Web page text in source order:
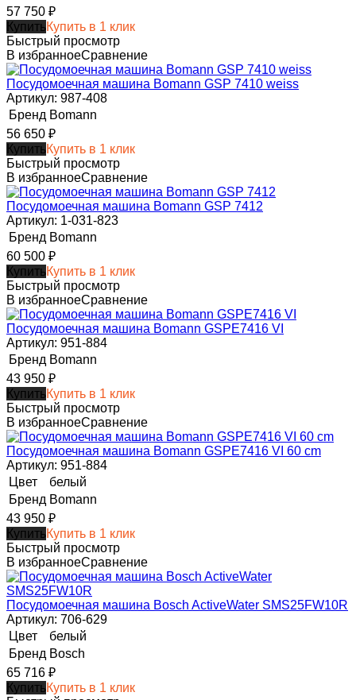
57 750 ₽
КупитьКупить в 1 клик
Быстрый просмотр
В избранноеСравнение
Посудомоечная машина Bomann GSP 7410 weiss
Артикул: 987-408
Бренд Bomann
56 650 ₽
КупитьКупить в 1 клик
Быстрый просмотр
В избранноеСравнение
Посудомоечная машина Bomann GSP 7412
Артикул: 1-031-823
Бренд Bomann
60 500 ₽
КупитьКупить в 1 клик
Быстрый просмотр
В избранноеСравнение
Посудомоечная машина Bomann GSPE7416 VI
Артикул: 951-884
Бренд Bomann
43 950 ₽
КупитьКупить в 1 клик
Быстрый просмотр
В избранноеСравнение
Посудомоечная машина Bomann GSPE7416 VI 60 cm
Артикул: 951-884
Цвет
белый
Бренд Bomann
43 950 ₽
КупитьКупить в 1 клик
Быстрый просмотр
В избранноеСравнение
Посудомоечная машина Bosch ActiveWater SMS25FW10R
Артикул: 706-629
Цвет
белый
Бренд Bosch
65 716 ₽
КупитьКупить в 1 клик